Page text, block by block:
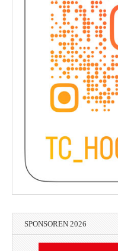
SPONSOREN 2026